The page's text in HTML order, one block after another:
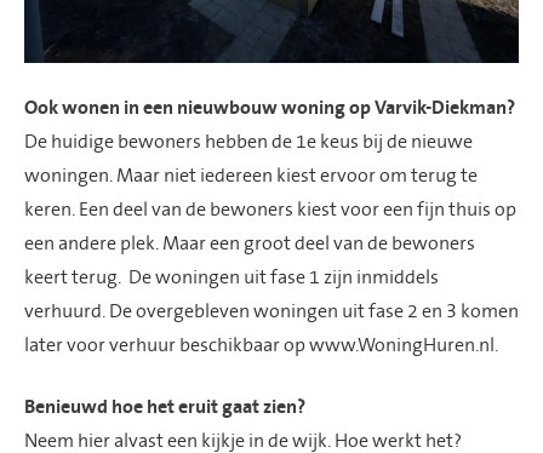
Ook wonen in een nieuwbouw woningopVarvik-Diekman?
De huidige bewoners hebben de 1e keus bij de nieuwe
woningen. Maar niet iedereen kiest ervoor om terug te
keren. Een deel van de bewoners kiest voor een fijn thuis op
een andere plek. Maareen groot deel van de bewoners
keertterug. De woningen uit fase 1 zijn inmiddels
verhuurd. De overgebleven woningen uit fase 2 en 3 komen
later voor verhuur beschikbaar opwww.WoningHuren.nl.
Benieuwd hoe het eruit gaat zien?
Neem hier alvast een kijkje in de wijk. Hoe werkt het?